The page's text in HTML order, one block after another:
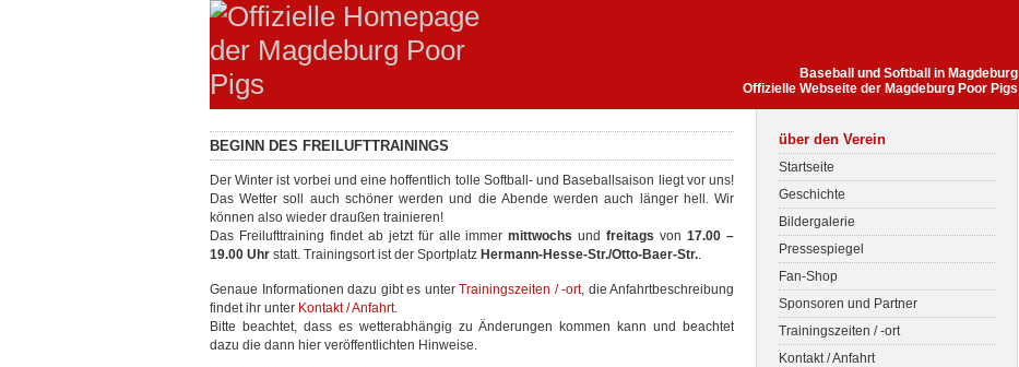
Baseball und Softball in Magdeburg
Offizielle Webseite der Magdeburg Poor Pigs
BEGINN DES FREILUFTTRAININGS
Der Winter ist vorbei und eine hoffentlich tolle Softball- und Baseballsaison liegt vor uns!
Das Wetter soll auch schöner werden und die Abende werden auch länger hell. Wir
können also wieder draußen trainieren!
Das Freilufttraining findet ab jetzt für alle immermittwochs undfreitags von17.00 –
19.00 Uhr statt. Trainingsort ist der Sportplatz Hermann-Hesse-Str./Otto-Baer-Str..
Genaue Informationen dazu gibt es unter Trainingszeiten / -ort, die Anfahrtbeschreibung
findet ihr unter Kontakt / Anfahrt.
Bitte beachtet, dass es wetterabhängig zu Änderungen kommen kann und beachtet
dazu die dann hier veröffentlichten Hinweise.
über den Verein
Startseite
Geschichte
Bildergalerie
Pressespiegel
Fan-Shop
Sponsoren und Partner
Trainingszeiten / -ort
Kontakt / Anfahrt